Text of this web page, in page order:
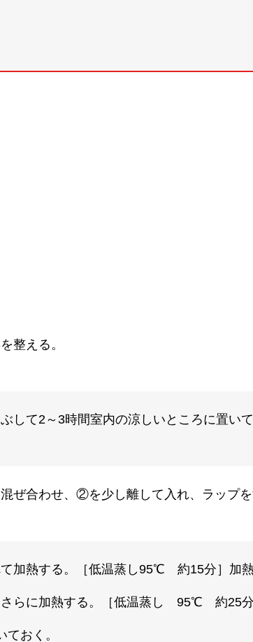
整える。
して2～3時間室内の涼しいところに置いて
ぜ合わせ、②を少し離して入れ、ラップを
加熱する。［低温蒸し95℃ 約15分］加
さらに加熱する。［低温蒸し 95℃ 約25分
おく。